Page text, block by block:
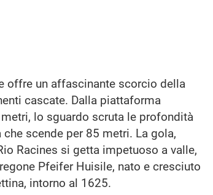
offre un affascinante scorcio della
cascate. Dalla piattaforma
lo sguardo scruta le profondità
scende per 85 metri. La gola,
Racines si getta impetuoso a valle,
Pfeifer Huisile, nato e cresciuto
intorno al 1625.